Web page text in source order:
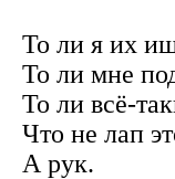
То ли я их
То ли мне
То ли всё-
Что не лап
А рук.